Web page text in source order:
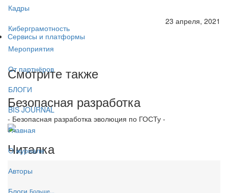
Кадры
Киберграмотность
Мероприятия
От партнёров
БЛОГИ
BIS JOURNAL
Главная
О журнале
Авторы
Блоги
23 апреля, 2021
Сервисы и платформы
Смотрите также
Безопасная разработка
- Безопасная разработка эволюция по ГОСТу -
Читалка
Больше...